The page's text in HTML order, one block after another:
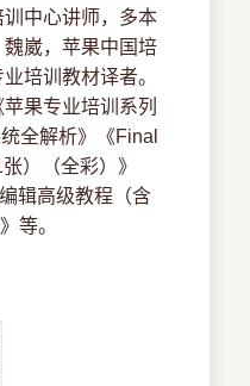
中心讲师，多本
崴，苹果中国培
培训教材译者。
果专业培训系列
全解析》《Final
）（全彩）》
辑高级教程（含
等。